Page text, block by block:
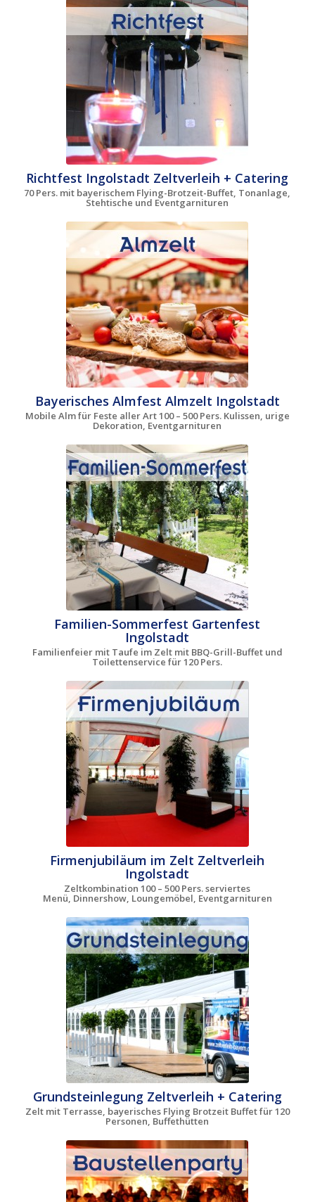
Richtfest Ingolstadt Zeltverleih + Catering
70 Pers. mit bayerischem Flying-Brotzeit-Buffet, Tonanlage,
Stehtische und Eventgarnituren
Bayerisches Almfest Almzelt Ingolstadt
Mobile Alm für Feste aller Art 100 – 500 Pers. Kulissen, urige
Dekoration, Eventgarnituren
Familien-Sommerfest Gartenfest
Ingolstadt
Familienfeier mit Taufe im Zelt mit BBQ-Grill-Buffet und
Toilettenservice für 120 Pers.
Firmenjubiläum im Zelt Zeltverleih
Ingolstadt
Zeltkombination 100 – 500 Pers. serviertes
Menü, Dinnershow, Loungemöbel, Eventgarnituren
Grundsteinlegung Zeltverleih + Catering
Zelt mit Terrasse, bayerisches Flying Brotzeit Buffet für 120
Personen, Buffethütten